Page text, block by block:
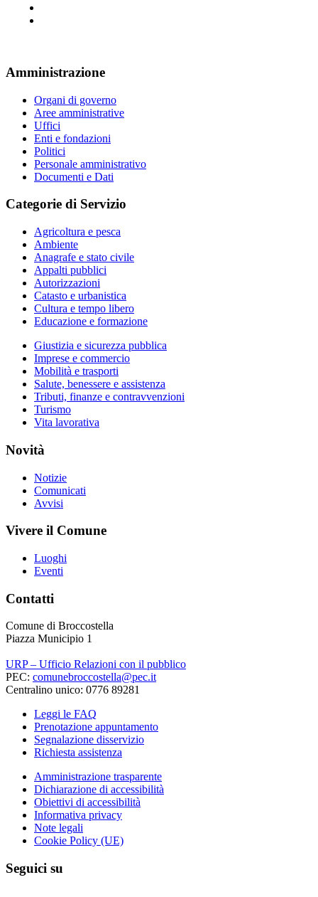
Amministrazione
Organi di governo
Aree amministrative
Uffici
Enti e fondazioni
Politici
Personale amministrativo
Documenti e Dati
Categorie di Servizio
Agricoltura e pesca
Ambiente
Anagrafe e stato civile
Appalti pubblici
Autorizzazioni
Catasto e urbanistica
Cultura e tempo libero
Educazione e formazione
Giustizia e sicurezza pubblica
Imprese e commercio
Mobilità e trasporti
Salute, benessere e assistenza
Tributi, finanze e contravvenzioni
Turismo
Vita lavorativa
Novità
Notizie
Comunicati
Avvisi
Vivere il Comune
Luoghi
Eventi
Contatti
Comune di Broccostella
Piazza Municipio 1
URP – Ufficio Relazioni con il pubblico
PEC: comunebroccostella@pec.it
Centralino unico: 0776 89281
Leggi le FAQ
Prenotazione appuntamento
Segnalazione disservizio
Richiesta assistenza
Amministrazione trasparente
Dichiarazione di accessibilità
Obiettivi di accessibilità
Informativa privacy
Note legali
Cookie Policy (UE)
Seguici su